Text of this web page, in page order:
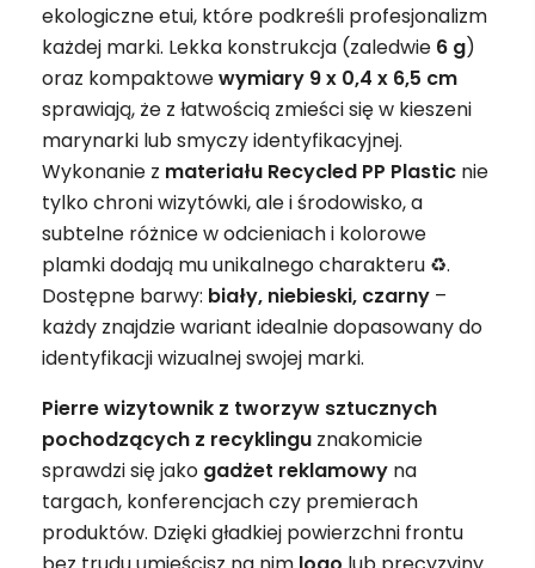
ekologiczne etui, które podkreśli profesjonalizm
każdej marki. Lekka konstrukcja (zaledwie 6 g)
oraz kompaktowewymiary 9 x 0,4 x 6,5 cm
sprawiają, że z łatwością zmieści się w kieszeni
marynarki lub smyczy identyfikacyjnej.
Wykonanie z materiału Recycled PP Plastic nie
tylko chroni wizytówki, ale i środowisko, a
subtelne różnice w odcieniach i kolorowe
plamki dodają mu unikalnego charakteru ♻️.
Dostępne barwy: biały, niebieski, czarny –
każdy znajdzie wariant idealnie dopasowany do
identyfikacji wizualnej swojej marki.
Pierre wizytownik z tworzyw sztucznych
pochodzących z recyklingu znakomicie
sprawdzi się jako gadżet reklamowy na
targach, konferencjach czy premierach
produktów. Dzięki gładkiej powierzchni frontu